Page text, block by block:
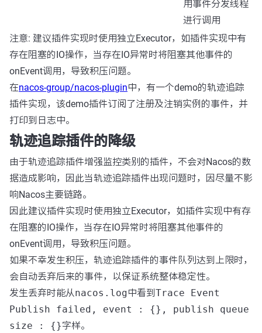
用事件分发线程
进行调用
注意: 建议插件实现时使用独立Executor，如插件实现中有
存在阻塞的IO操作，当存在IO异常时将阻塞其他事件的
onEvent调用，导致积压问题。
在nacos-group/nacos-plugin中，有一个demo的轨迹追踪
插件实现，该demo插件订阅了注册及注销实例的事件，并
打印到日志中。
轨迹追踪插件的降级
由于轨迹追踪插件增强监控类别的插件，不会对Nacos的数
据造成影响，因此当轨迹追踪插件出现问题时，因尽量不影
响Nacos主要链路。
因此建议插件实现时使用独立Executor，如插件实现中有存
在阻塞的IO操作，当存在IO异常时将阻塞其他事件的
onEvent调用，导致积压问题。
如果不幸发生积压，轨迹追踪插件的事件队列达到上限时，
会自动丢弃后来的事件，以保证系统整体稳定性。
发生丢弃时能从nacos.log中看到 Trace Event
Publish failed, event : {}, publish queue
size : {}字样。